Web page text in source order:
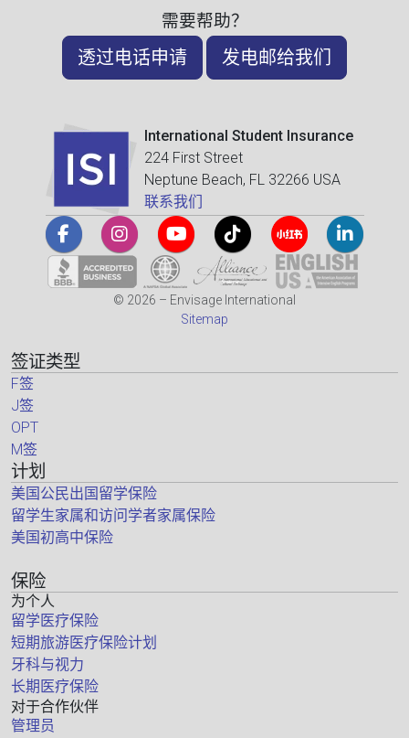
需要帮助？
透过电话申请 发电邮给我们
International Student Insurance
224 First Street
Neptune Beach, FL 32266 USA
联系我们
© 2026 – Envisage International
Sitemap
签证类型
F签
J签
OPT
M签
计划
美国公民出国留学保险
留学生家属和访问学者家属保险
美国初高中保险
保险
为个人
留学医疗保险
短期旅游医疗保险计划
牙科与视力
长期医疗保险
对于合作伙伴
管理员